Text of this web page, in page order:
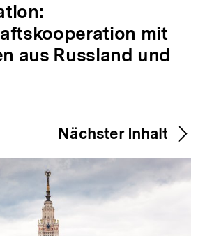
mit
aus Russland und
Nächster Inhalt